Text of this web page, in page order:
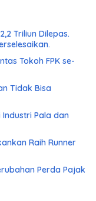
Triliun Dilepas.
Tokoh FPK se-
Tidak Bisa
Industri Pala dan
Raih Runner
Perda Pajak